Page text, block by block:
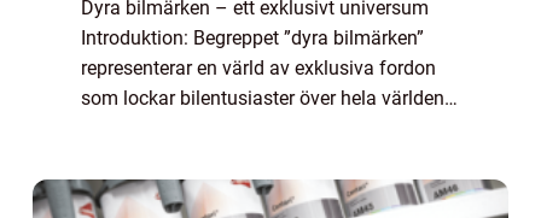
Dyra bilmärken – ett exklusivt universum
Introduktion: Begreppet ”dyra bilmärken”
representerar en värld av exklusiva fordon
som lockar bilentusiaster över hela världen.